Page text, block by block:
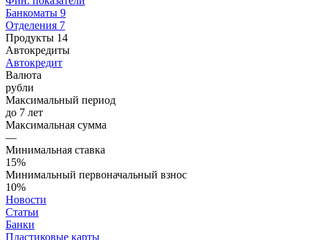
Банкоматы 9
Отделения 7
Продукты 14
Автокредиты
Автокредит
Валюта
рубли
Максимальный период
до 7 лет
Максимальная сумма
—
Минимальная ставка
15%
Минимальный первоначальный взнос
10%
Новости
Статьи
Банки
Пластиковые карты